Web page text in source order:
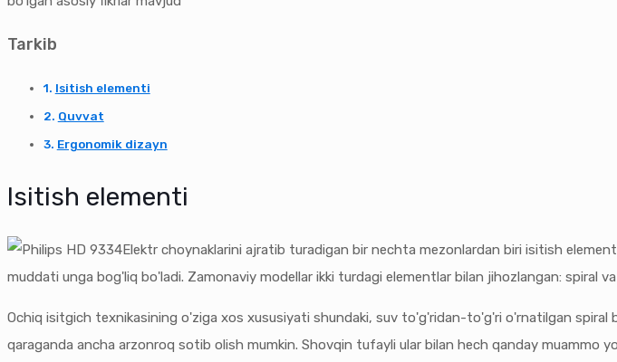
Tarkib
Isitish elementi
Quvvat
Ergonomik dizayn
Isitish elementi
Elektr choynaklarini ajratib turadigan bir nechta mezonlardan biri isitish
muddati unga bog'liq bo'ladi. Zamonaviy modellar ikki turdagi elementlar bilan jihozlangan: spiral
Ochiq isitgich texnikasining o'ziga xos xususiyati shundaki, suv to'g'ridan-to'g'ri o'rnatilgan spiral
qaraganda ancha arzonroq sotib olish mumkin. Shovqin tufayli ular bilan hech qanday muammo